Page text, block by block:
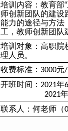
培训内容：教育部
师创新团队的建设
能力的途径与方法
工，教师创新团队
培训对象：高职院
理人员。
收费标准： 3000元/
开班时间： 2021年6
2021年
联系人：何老师（